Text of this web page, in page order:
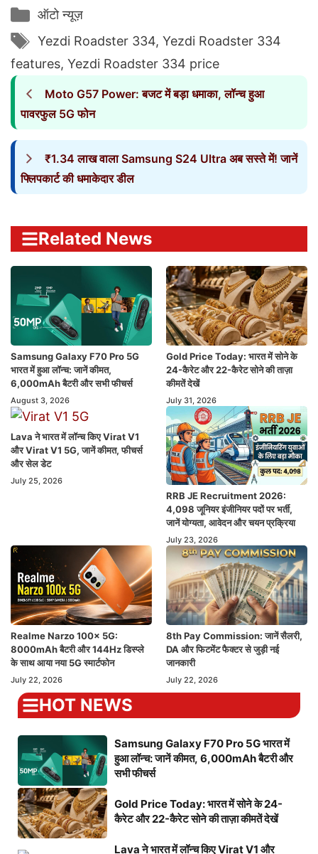
Categories
ऑटो न्यूज़
Tags
Yezdi Roadster 334, Yezdi Roadster 334
features, Yezdi Roadster 334 price
Moto G57 Power: बजट में बड़ा धमाका, लॉन्च हुआ
पावरफुल 5G फोन
₹1.34 लाख वाला Samsung S24 Ultra अब सस्ते में! जानें
फ्लिपकार्ट की धमाकेदार डील
Related News
Samsung Galaxy F70 Pro 5G
भारत में हुआ लॉन्च: जानें कीमत,
6,000mAh बैटरी और सभी फीचर्स
August 3, 2026
Gold Price Today: भारत में सोने के
24-कैरेट और 22-कैरेट सोने की ताज़ा
कीमतें देखें
July 31, 2026
Lava ने भारत में लॉन्च किए Virat V1
और Virat V1 5G, जानें कीमत, फीचर्स
और सेल डेट
July 25, 2026
RRB JE Recruitment 2026:
4,098 जूनियर इंजीनियर पदों पर भर्ती,
जानें योग्यता, आवेदन और चयन प्रक्रिया
July 23, 2026
Realme Narzo 100x 5G:
8000mAh बैटरी और 144Hz डिस्प्ले
के साथ आया नया 5G स्मार्टफोन
July 22, 2026
8th Pay Commission: जानें सैलरी,
DA और फिटमेंट फैक्टर से जुड़ी नई
जानकारी
July 22, 2026
HOT NEWS
Samsung Galaxy F70 Pro 5G भारत में
हुआ लॉन्च: जानें कीमत, 6,000mAh बैटरी और
सभी फीचर्स
Gold Price Today: भारत में सोने के 24-
कैरेट और 22-कैरेट सोने की ताज़ा कीमतें देखें
Lava ने भारत में लॉन्च किए Virat V1 और